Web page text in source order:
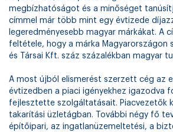
megbízhatóságot és a minőséget
címmel már több mint egy évtizede
legeredményesebb magyar márkákat. A
feltétele, hogy a márka Magyarországon
és Társai Kft. száz százalékban magyar
A most újból elismerést szerzett cég az
évtizedben a piaci igényekhez igazodva
fejlesztette szolgáltatásait. Piacvezetők
takarítási üzletágban. További négy fő
építőipari, az ingatlanüzemeltetési, a